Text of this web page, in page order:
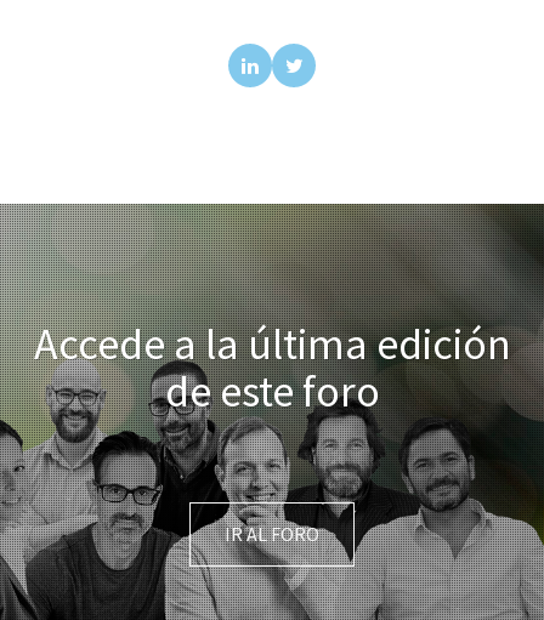
Accede a la última edición
de este foro
IR AL FORO